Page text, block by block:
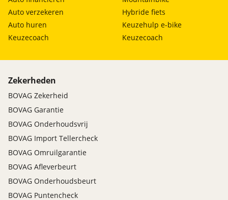
Auto verzekeren
Auto huren
Keuzecoach
Hybride fiets
Keuzehulp e-bike
Keuzecoach
Zekerheden
BOVAG Zekerheid
BOVAG Garantie
BOVAG Onderhoudsvrij
BOVAG Import Tellercheck
BOVAG Omruilgarantie
BOVAG Afleverbeurt
BOVAG Onderhoudsbeurt
BOVAG Puntencheck